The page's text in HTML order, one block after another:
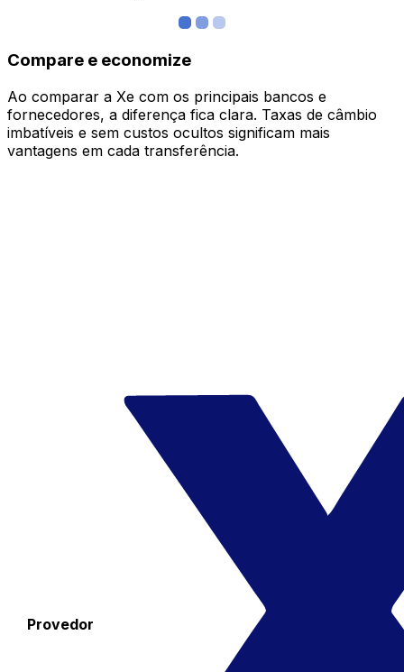
Compare e economize
Ao comparar a Xe com os principais bancos e
fornecedores, a diferença fica clara. Taxas de câmbio
imbatíveis e sem custos ocultos significam mais
vantagens em cada transferência.
Provedor